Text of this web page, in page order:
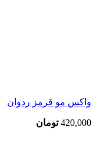
واکس مو قرمز ردوان
420,000 تومان